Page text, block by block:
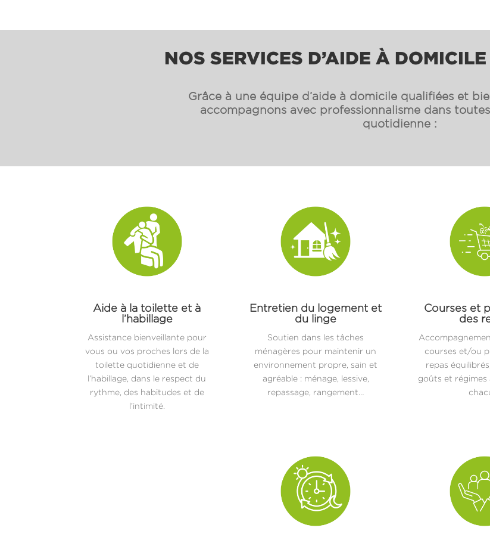
NOS SERVICES D’AIDE À
Grâce à une équipe d’aide à domicile qualifiées et
accompagnons avec professionnalisme dans
quotidienne :
Aide à la toilette et à
l’habillage
Assistance bienveillante pour
vous ou vos proches lors de la
toilette quotidienne et de
l’habillage, dans le respect du
rythme, des habitudes et de
l’intimité.
Entretien du logement et
du linge
Soutien dans les tâches
ménagères pour maintenir un
environnement propre, sain et
agréable : ménage, lessive,
repassage, rangement…
Courses et
des
courses et/ou
repas
goûts et régimes